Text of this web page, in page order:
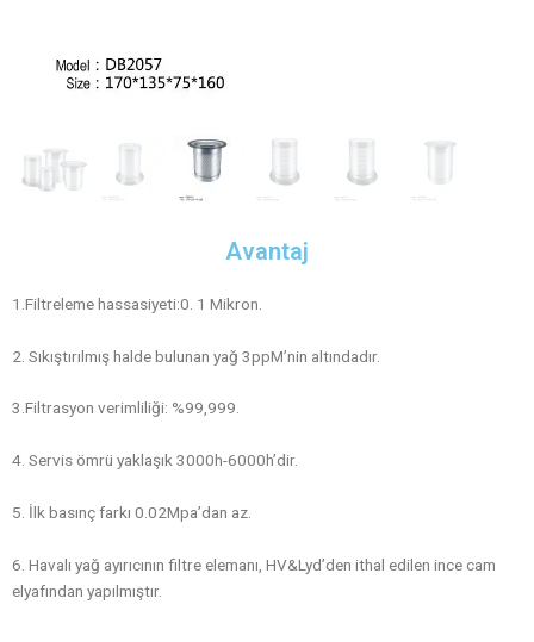
Avantaj
1.Filtreleme hassasiyeti:0. 1 Mikron.
2. Sıkıştırılmış halde bulunan yağ 3ppM’nin altındadır.
3.Filtrasyon verimliliği: %99,999.
4. Servis ömrü yaklaşık 3000h-6000h’dir.
5. İlk basınç farkı 0.02Mpa’dan az.
6. Havalı yağ ayırıcının filtre elemanı, HV&Lyd’den ithal edilen ince cam
elyafından yapılmıştır.